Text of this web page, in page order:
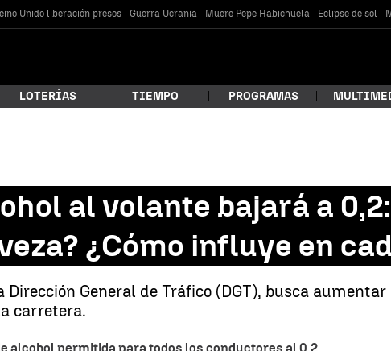
Unido liberación presos Guerra Ucrania Muere Pepe Habichuela Eclipse de sol
estás buscando?
LOTERÍAS TIEMPO PROGRAMAS
al volante bajará a
¿Cómo influye en
General de Tráfico (DGT), busca
carretera.